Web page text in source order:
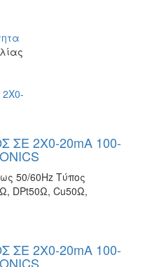
2X0-20mA 100-
50/60Hz Τύπος
DPt50Ω, Cu50Ω,
2X0-20mA 100-